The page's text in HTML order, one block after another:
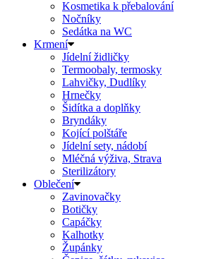
Kosmetika k přebalování
Nočníky
Sedátka na WC
Krmení
Jídelní židličky
Termoobaly, termosky
Lahvičky, Dudlíky
Hrnečky
Šidítka a doplňky
Bryndáky
Kojící polštáře
Jídelní sety, nádobí
Mléčná výživa, Strava
Sterilizátory
Oblečení
Zavinovačky
Botičky
Capáčky
Kalhotky
Župánky